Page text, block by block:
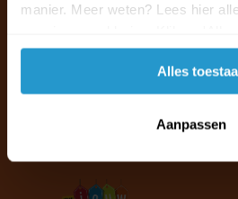
manier. Meer weten? Lees hier
accepteren.
Alles
Aanpassen
info@jouwoutlet.nl